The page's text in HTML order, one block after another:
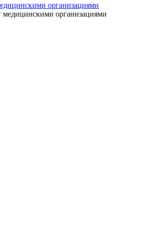
организациями